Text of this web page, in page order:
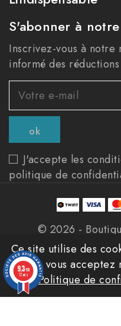
S'abonner à
Inscrivez-vous à
informé des
J'accepte les
politique de
Ce site utilise des
ce site, vous acceptez
Politique de
© 2026 -
9.3/10
12 avis